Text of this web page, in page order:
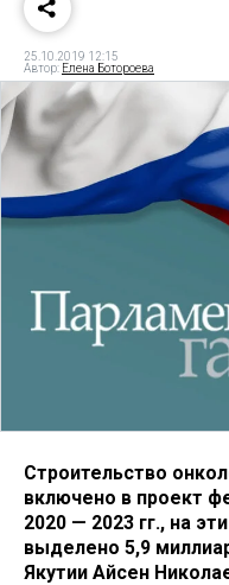
25.10.2019 12:15
Автор: Елена Ботороева
Строительство
включено в проект
2020 — 2023 гг., на
выделено 5,9
Якутии Айсен